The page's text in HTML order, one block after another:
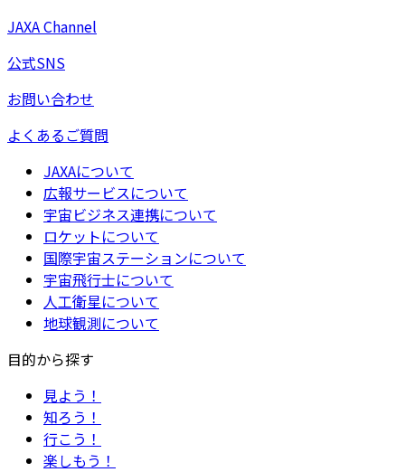
JAXA Channel
公式SNS
お問い合わせ
よくあるご質問
JAXAについて
広報サービスについて
宇宙ビジネス連携について
ロケットについて
国際宇宙ステーションについて
宇宙飛行士について
人工衛星について
地球観測について
目的から探す
見よう！
知ろう！
行こう！
楽しもう！